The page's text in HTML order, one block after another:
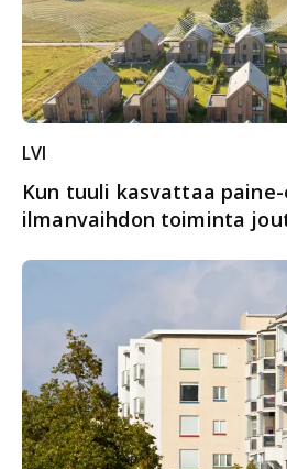
LVI
Kun tuuli kasvattaa
ilmanvaihdon toiminta